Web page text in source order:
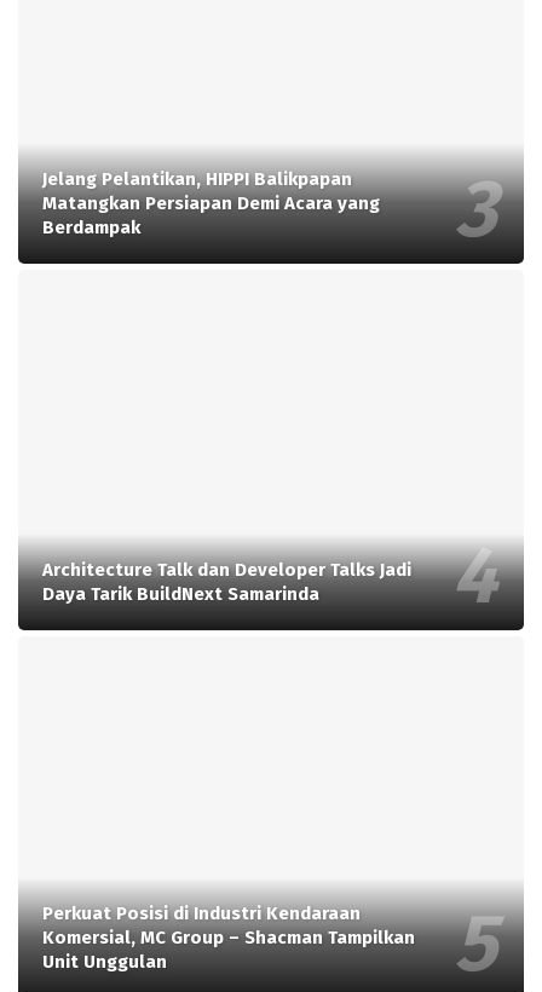
Jelang Pelantikan, HIPPI Balikpapan
Matangkan Persiapan Demi Acara yang
Berdampak
Architecture Talk dan Developer Talks Jadi
Daya Tarik BuildNext Samarinda
Perkuat Posisi di Industri Kendaraan
Komersial, MC Group – Shacman Tampilkan
Unit Unggulan